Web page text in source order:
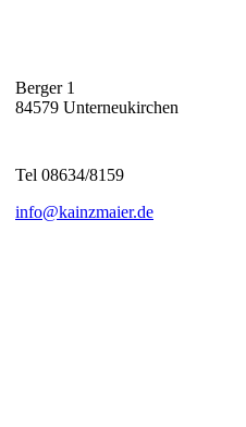
Berger 1
84579 Unterneukirchen
Tel 08634/8159
info@kainzmaier.de